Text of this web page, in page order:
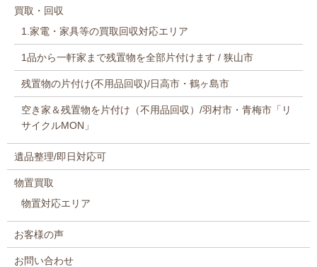
買取・回収
1.家電・家具等の買取回収対応エリア
1品から一軒家まで残置物を全部片付けます / 狭山市
残置物の片付け(不用品回収)/日高市・鶴ヶ島市
空き家＆残置物を片付け（不用品回収）/羽村市・青梅市「リ
サイクルMON」
遺品整理/即日対応可
物置買取
物置対応エリア
お客様の声
お問い合わせ